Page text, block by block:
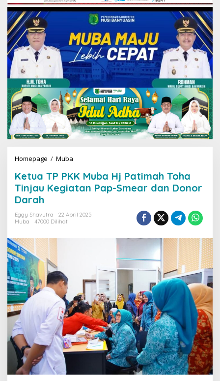
Homepage / Muba
t
u
a
P
P
a
t
m
a
h
Ketua TP PKK Muba Hj Patimah Toha
Tinjau Kegiatan Pap-Smear dan Donor
Darah
Eggy Shavutra
22 April 2025
Muba
47000 Dilihat